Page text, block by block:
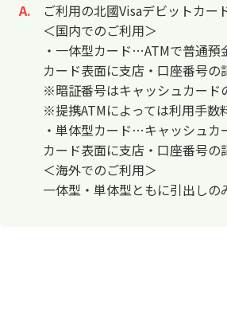
回答
ご利用の北國Visaデビットカー
＜国内でのご利用＞
・一体型カード…ATMで普通預
カード表面に支店・口座番号
※暗証番号はキャッシュカード
※提携ATMによっては利用手数
・単体型カード…キャッシュ
カード表面に支店・口座番号
＜海外でのご利用＞
一体型・単体型ともに引出しの